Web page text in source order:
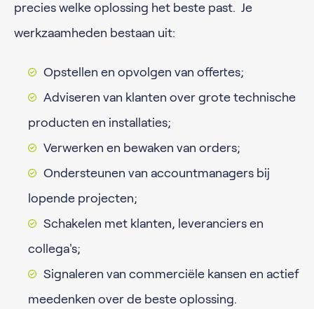
precies welke oplossing het beste past. Je
werkzaamheden bestaan uit:
Opstellen en opvolgen van offertes;
Adviseren van klanten over grote technische
producten en installaties;
Verwerken en bewaken van orders;
Ondersteunen van accountmanagers bij
lopende projecten;
Schakelen met klanten, leveranciers en
collega's;
Signaleren van commerciële kansen en actief
meedenken over de beste oplossing.